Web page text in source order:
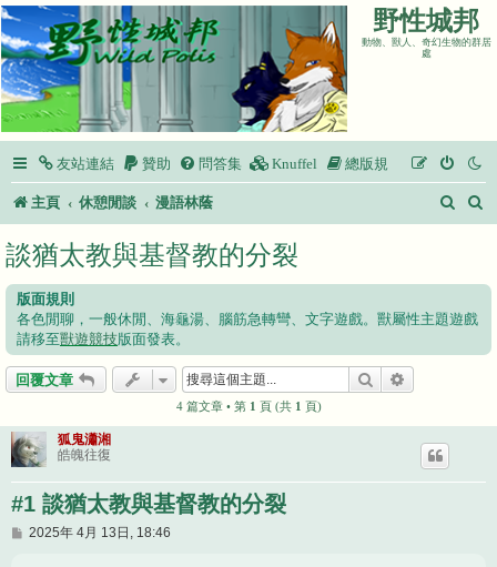
野性城邦
動物、獸人、奇幻生物的群居
處
友站連結 贊助 問答集 Knuffel 總版規
主頁 休憩閒談 漫語林蔭
搜
談猶太教與基督教的分裂
版面規則
各色閒聊，一般休閒、海龜湯、腦筋急轉彎、文字遊戲。獸屬性主題遊戲
請移至獸遊競技版面發表。
回覆文章 搜尋
4 篇文章 • 第 1 頁 (共 1 頁)
狐鬼瀟湘
皓魄往復
#1 談猶太教與基督教的分裂
文
2025年 4月 13日, 18:46